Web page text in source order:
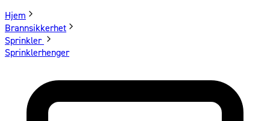
Hjem
Brannsikkerhet
Sprinkler
Sprinklerhenger